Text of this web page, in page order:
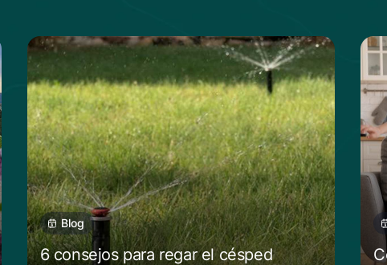
Blog
6 consejos para regar el césped